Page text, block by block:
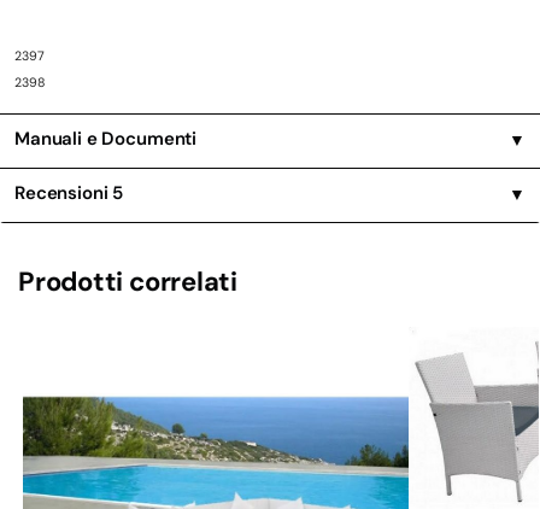
2397
2398
Manuali e Documenti ▼
Recensioni 5 ▼
Prodotti correlati